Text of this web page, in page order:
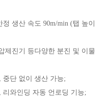
생산 속도 90m/min (탭 높이
제진기 등다양한 분진 및 이물
중단 없이 생산 가능;
와인딩 자동 언로딩 기능;